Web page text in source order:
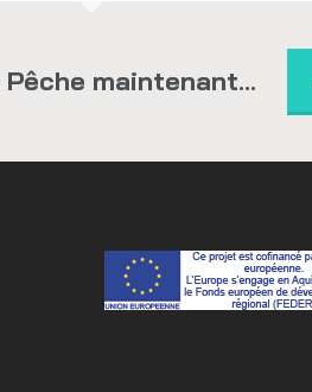
maintenant...